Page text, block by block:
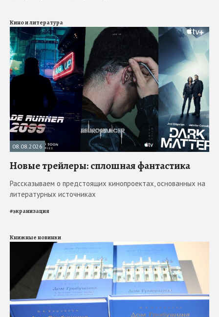
Кино и литература
08.08.2026
Новые трейлеры: сплошная фантастика
Рассказываем о предстоящих кинопроектах, основанных на
литературных источниках
#экранизация
Книжные новинки